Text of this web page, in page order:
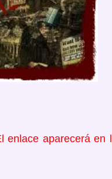
enlace aparecerá en